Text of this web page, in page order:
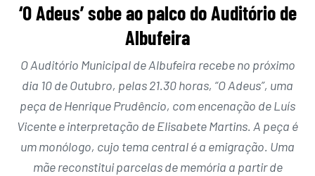
‘O Adeus’ sobe ao palco do Auditório de
Albufeira
O Auditório Municipal de Albufeira recebe no próximo
dia 10 de Outubro, pelas 21.30 horas, “O Adeus”, uma
peça de Henrique Prudêncio, com encenação de Luís
Vicente e interpretação de Elisabete Martins. A peça é
um monólogo, cujo tema central é a emigração. Uma
mãe reconstitui parcelas de memória a partir de